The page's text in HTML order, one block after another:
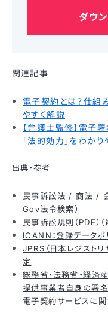
ダウ
関連記事
電子契約とは？仕組
やすく解説
【弁護士監修】電子
「法的効力」をわかり
出典・参考
民事訴訟法 / 商法 /
Gov法令検索）
民事訴訟規則（PDF）
ICANN：登録データ
JPRS（日本レジスト
定
総務省・法務省・経済
提供事業者自身の署
電子契約サービスに関